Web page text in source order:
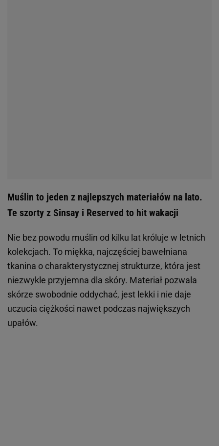
Muślin to jeden z najlepszych materiałów na lato.
Te szorty z Sinsay i Reserved to hit wakacji
Nie bez powodu muślin od kilku lat króluje w letnich
kolekcjach. To miękka, najczęściej bawełniana
tkanina o charakterystycznej strukturze, która jest
niezwykle przyjemna dla skóry. Materiał pozwala
skórze swobodnie oddychać, jest lekki i nie daje
uczucia ciężkości nawet podczas największych
upałów.